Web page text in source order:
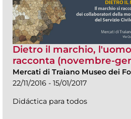
Dietro il marchio,
racconta (novembre-
Mercati di Traiano Museo dei
22/11/2016 - 15/01/2017
Didáctica para todos